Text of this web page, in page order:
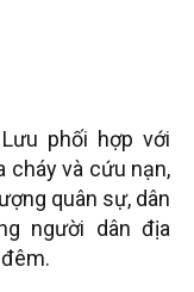
phối hợp với
cháy và cứu nạn,
quân sự, dân
người dân địa